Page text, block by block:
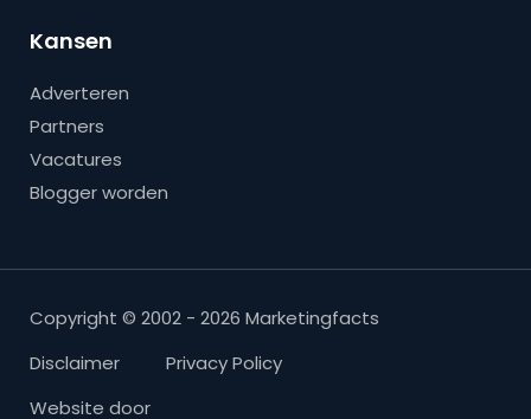
Kansen
Adverteren
Partners
Vacatures
Blogger worden
Copyright © 2002 - 2026 Marketingfacts
Disclaimer
Privacy Policy
Website door